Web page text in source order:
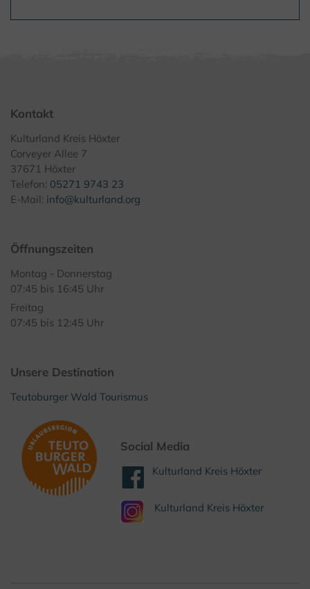
Kontakt
Kulturland Kreis Höxter
Corveyer Allee 7
37671 Höxter
Telefon: 05271 9743 23
E-Mail: info@kulturland.org
Öffnungszeiten
Montag - Donnerstag
07:45 bis 16:45 Uhr
Freitag
07:45 bis 12:45 Uhr
Unsere Destination
Teutoburger Wald Tourismus
Social Media
Kulturland Kreis Höxter
Kulturland Kreis Höxter